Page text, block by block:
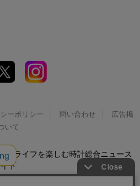
ーポリシー 問い合わせ
広告掲
いて
ライフを楽しむ時計総合ニュース
ト